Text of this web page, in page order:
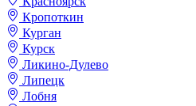
Кропоткин
Курган
Курск
Ликино-Дулево
Липецк
Лобня